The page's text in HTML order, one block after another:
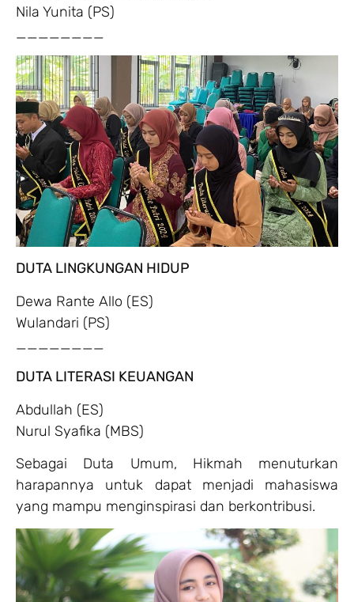
Nila Yunita (PS)
________
DUTA LINGKUNGAN HIDUP
Dewa Rante Allo (ES)
Wulandari (PS)
________
DUTA LITERASI KEUANGAN
Abdullah (ES)
Nurul Syafika (MBS)
Sebagai Duta Umum, Hikmah menuturkan
harapannya untuk dapat menjadi mahasiswa
yang mampu menginspirasi dan berkontribusi.